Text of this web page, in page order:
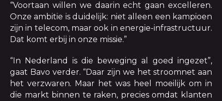
“Voortaan willen we daarin echt gaan excelleren.
Onze ambitie is duidelijk: niet alleen een kampioen
zijn in telecom, maar ook in energie-infrastructuur.
Dat komt erbij in onze missie.”
“In Nederland is die beweging al goed ingezet”,
gaat Bavo verder. “Daar zijn we het stroomnet aan
het verzwaren. Maar het was heel moeilijk om in
die markt binnen te raken, precies omdat klanten